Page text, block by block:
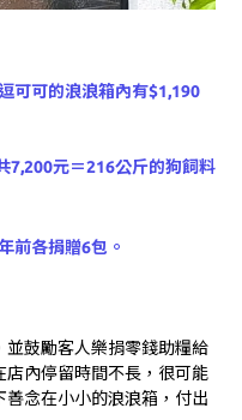
可可的浪浪箱內有$1,190
7,200元＝216公斤的狗飼料
前各捐贈6包。
並鼓勵客人樂捐零錢助糧給
內停留時間不長，很可能
念在小小的浪浪箱，付出